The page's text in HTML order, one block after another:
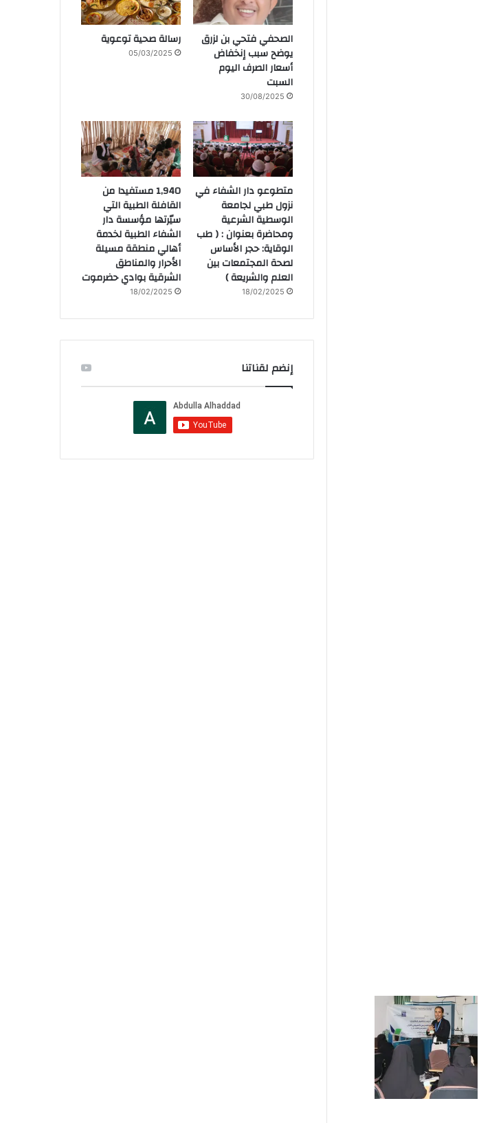
الصحفي فتحي بن لزرق
يوضح سبب إنخفاض
أسعار الصرف اليوم
السبت
30/08/2025
رسالة صحية توعوية
05/03/2025
متطوعو دار الشفاء في
نزول طبي لجامعة
الوسطية الشرعية
ومحاضرة بعنوان : ( طب
الوقاية: حجر الأساس
لصحة المجتمعات بين
العلم والشريعة )
18/02/2025
1,940 مستفيدا من
القافلة الطبية التي
سيّرتها مؤسسة دار
الشفاء الطبية لخدمة
أهالي منطقة مسيلة
الأحرار والمناطق
الشرقية بوادي حضرموت
18/02/2025
إنضم لقناتنا